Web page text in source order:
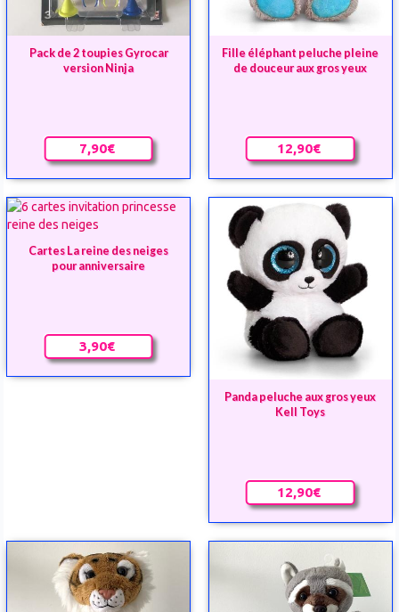
Pack de 2 toupies Gyrocar
version Ninja
7,90€
Fille éléphant peluche pleine
de douceur aux gros yeux
12,90€
Cartes La reine des neiges
pour anniversaire
3,90€
Panda peluche aux gros yeux
Kell Toys
12,90€